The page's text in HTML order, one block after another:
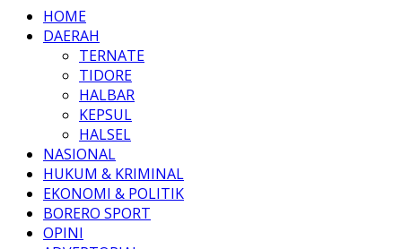
HOME
DAERAH
TERNATE
TIDORE
HALBAR
KEPSUL
HALSEL
NASIONAL
HUKUM & KRIMINAL
EKONOMI & POLITIK
BORERO SPORT
OPINI